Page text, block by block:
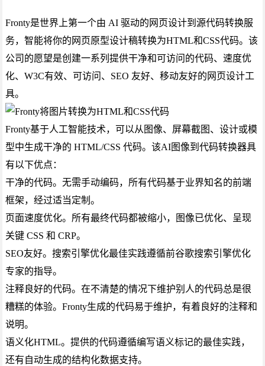
Fronty是世界上第一个由 AI 驱动的网页设计到源代码转换服
务，智能将你的网页原型设计稿转换为HTML和CSS代码。该
公司的愿望是创建一系列提供干净和可访问的代码、速度优
化、W3C有效、可访问、SEO 友好、移动友好的网页设计工
具。
Fronty基于人工智能技术，可以从图像、屏幕截图、设计或模
型中生成干净的 HTML/CSS 代码。该AI图像到代码转换器具
有以下优点：
干净的代码。无需手动编码，所有代码基于业界知名的前端
框架，经过适当定制。
页面速度优化。所有最终代码都被缩小，图像已优化、呈现
关键 CSS 和 CRP。
SEO友好。搜索引擎优化最佳实践遵循前谷歌搜索引擎优化
专家的指导。
注释良好的代码。在不清楚的情况下维护别人的代码总是很
糟糕的体验。Fronty生成的代码易于维护，有着良好的注释和
说明。
语义化HTML。提供的代码遵循编写语义标记的最佳实践，
还有自动生成的结构化数据支持。